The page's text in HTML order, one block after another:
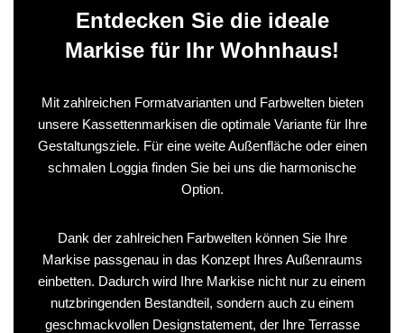
Entdecken Sie die ideale
Markise für Ihr Wohnhaus!
Mit zahlreichen Formatvarianten und Farbwelten bieten
unsere Kassettenmarkisen die optimale Variante für Ihre
Gestaltungsziele. Für eine weite Außenfläche oder einen
schmalen Loggia finden Sie bei uns die harmonische
Option.
Dank der zahlreichen Farbwelten können Sie Ihre
Markise passgenau in das Konzept Ihres Außenraums
einbetten. Dadurch wird Ihre Markise nicht nur zu einem
nutzbringenden Bestandteil, sondern auch zu einem
geschmackvollen Designstatement, der Ihre Terrasse